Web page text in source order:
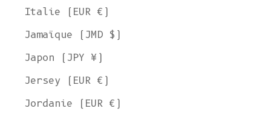
Italie (EUR €)
Jamaïque (JMD $)
Japon (JPY ¥)
Jersey (EUR €)
Jordanie (EUR €)